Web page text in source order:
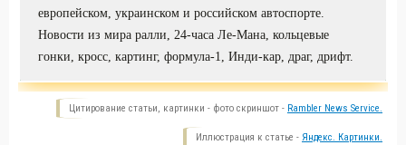
европейском, украинском и российском автоспорте.
Новости из мира ралли, 24-часа Ле-Мана, кольцевые
гонки, кросс, картинг, формула-1, Инди-кар, драг, дрифт.
Цитирование статьи, картинки - фото скриншот - Rambler News Service.
Иллюстрация к статье - Яндекс. Картинки.